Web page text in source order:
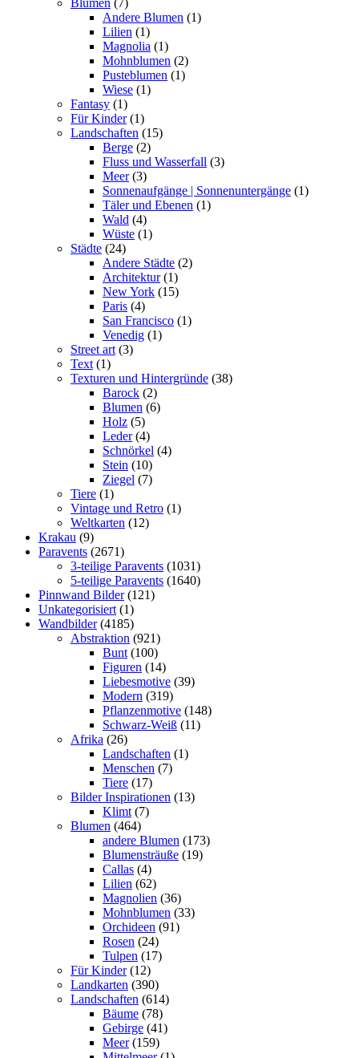
Blumen (7)
Andere Blumen (1)
Lilien (1)
Magnolia (1)
Mohnblumen (2)
Pusteblumen (1)
Wiese (1)
Fantasy (1)
Für Kinder (1)
Landschaften (15)
Berge (2)
Fluss und Wasserfall (3)
Meer (3)
Sonnenaufgänge | Sonnenuntergänge (1)
Täler und Ebenen (1)
Wald (4)
Wüste (1)
Städte (24)
Andere Städte (2)
Architektur (1)
New York (15)
Paris (4)
San Francisco (1)
Venedig (1)
Street art (3)
Text (1)
Texturen und Hintergründe (38)
Barock (2)
Blumen (6)
Holz (5)
Leder (4)
Schnörkel (4)
Stein (10)
Ziegel (7)
Tiere (1)
Vintage und Retro (1)
Weltkarten (12)
Krakau (9)
Paravents (2671)
3-teilige Paravents (1031)
5-teilige Paravents (1640)
Pinnwand Bilder (121)
Unkategorisiert (1)
Wandbilder (4185)
Abstraktion (921)
Bunt (100)
Figuren (14)
Liebesmotive (39)
Modern (319)
Pflanzenmotive (148)
Schwarz-Weiß (11)
Afrika (26)
Landschaften (1)
Menschen (7)
Tiere (17)
Bilder Inspirationen (13)
Klimt (7)
Blumen (464)
andere Blumen (173)
Blumensträuße (19)
Callas (4)
Lilien (62)
Magnolien (36)
Mohnblumen (33)
Orchideen (91)
Rosen (24)
Tulpen (17)
Für Kinder (12)
Landkarten (390)
Landschaften (614)
Bäume (78)
Gebirge (41)
Meer (159)